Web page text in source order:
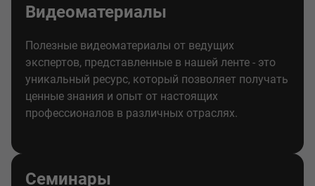
Видеоматериалы
Полезные видеоматериалы от ведущих
экспертов, представленные в нашей ленте - это
уникальный ресурс, который позволяет получать
ценные знания и опыт от настоящих
профессионалов в различных отраслях.
Семинары